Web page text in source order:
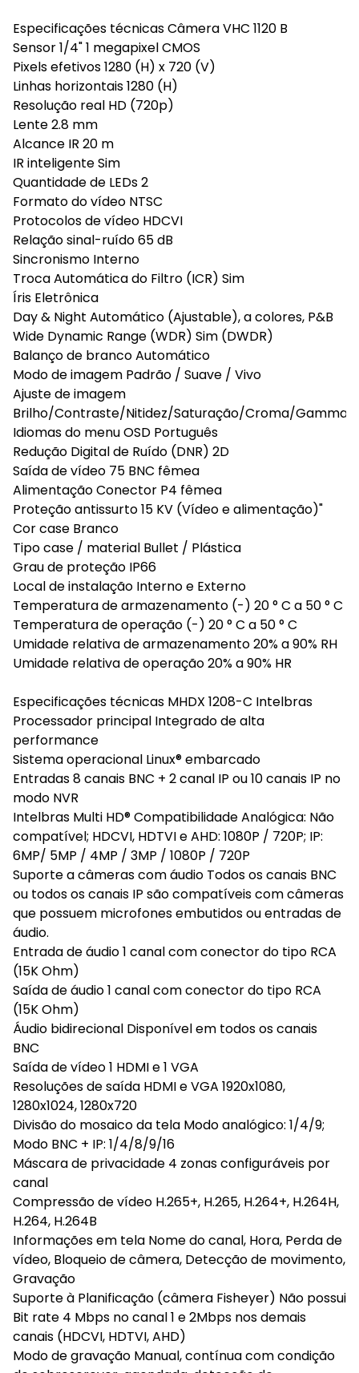
Especificações técnicas Câmera VHC 1120 B
Sensor 1/4" 1 megapixel CMOS
Pixels efetivos 1280 (H) x 720 (V)
Linhas horizontais 1280 (H)
Resolução real HD (720p)
Lente 2.8 mm
Alcance IR 20 m
IR inteligente Sim
Quantidade de LEDs 2
Formato do vídeo NTSC
Protocolos de vídeo HDCVI
Relação sinal-ruído 65 dB
Sincronismo Interno
Troca Automática do Filtro (ICR) Sim
Íris Eletrônica
Day & Night Automático (Ajustable), a colores, P&B
Wide Dynamic Range (WDR) Sim (DWDR)
Balanço de branco Automático
Modo de imagem Padrão / Suave / Vivo
Ajuste de imagem
Brilho/Contraste/Nitidez/Saturação/Croma/Gamma
Idiomas do menu OSD Português
Redução Digital de Ruído (DNR) 2D
Saída de vídeo 75 BNC fêmea
Alimentação Conector P4 fêmea
Proteção antissurto 15 KV (Vídeo e alimentação)"
Cor case Branco
Tipo case / material Bullet / Plástica
Grau de proteção IP66
Local de instalação Interno e Externo
Temperatura de armazenamento (-) 20 ° C a 50 ° C
Temperatura de operação (-) 20 ° C a 50 ° C
Umidade relativa de armazenamento 20% a 90% RH
Umidade relativa de operação 20% a 90% HR
Especificações técnicas MHDX 1208-C Intelbras
Processador principal Integrado de alta
performance
Sistema operacional Linux® embarcado
Entradas 8 canais BNC + 2 canal IP ou 10 canais IP no
modo NVR
Intelbras Multi HD® Compatibilidade Analógica: Não
compatível; HDCVI, HDTVI e AHD: 1080P / 720P; IP:
6MP/ 5MP / 4MP / 3MP / 1080P / 720P
Suporte a câmeras com áudio Todos os canais BNC
ou todos os canais IP são compatíveis com câmeras
que possuem microfones embutidos ou entradas de
áudio.
Entrada de áudio 1 canal com conector do tipo RCA
(15K Ohm)
Saída de áudio 1 canal com conector do tipo RCA
(15K Ohm)
Áudio bidirecional Disponível em todos os canais
BNC
Saída de vídeo 1 HDMI e 1 VGA
Resoluções de saída HDMI e VGA 1920x1080,
1280x1024, 1280x720
Divisão do mosaico da tela Modo analógico: 1/4/9;
Modo BNC + IP: 1/4/8/9/16
Máscara de privacidade 4 zonas configuráveis por
canal
Compressão de vídeo H.265+, H.265, H.264+, H.264H,
H.264, H.264B
Informações em tela Nome do canal, Hora, Perda de
vídeo, Bloqueio de câmera, Detecção de movimento,
Gravação
Suporte à Planificação (câmera Fisheyer) Não possui
Bit rate 4 Mbps no canal 1 e 2Mbps nos demais
canais (HDCVI, HDTVI, AHD)
Modo de gravação Manual, contínua com condição